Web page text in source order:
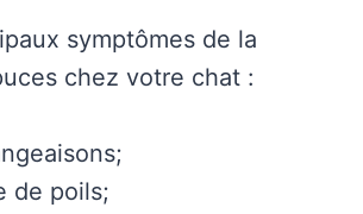
symptômes de la
chez votre chat :
de poils;